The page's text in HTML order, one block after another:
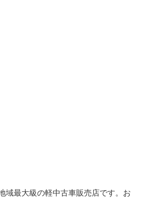
域最大級の軽中古車販売店です。お